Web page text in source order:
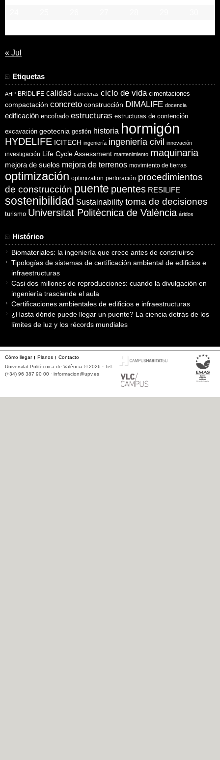
« Jul
Etiquetas
AHP BRIDLIFE calidad carreteras ciclo de vida cimentaciones
compactación concreto construcción DIMALIFE docencia
edificación encofrado estructuras estructuras de contención
excavación geotecnia gestión historia hormigón
HYDELIFE ICITECH ingeniería ingeniería civil innovación
investigación Life Cycle Assessment mantenimiento maquinaria
mejora de suelos mejora de terrenos movimiento de tierras
optimización optimization perforación procedimientos
de construcción puente puentes RESILIFE
sostenibilidad Sustainability toma de decisiones
turismo Universitat Politècnica de València áridos
Histórico
Biomateriales: la ingeniería que crece antes de construirse
Tipologías de sistemas de certificación ambiental de edificios e
infraestructuras
Casi dos millones de reproducciones: cuando la divulgación en
ingeniería trasciende el aula
Certificaciones ambientales de edificios e infraestructuras
¿Hasta dónde puede llegar un puente? La ciencia detrás de los
límites de luz y los récords mundiales
Cómo llegar Planos
Contacto
Universitat Politècnica de València © 2026 · Tel.
(+34) 96 387 90 00 · informacion@upv.es